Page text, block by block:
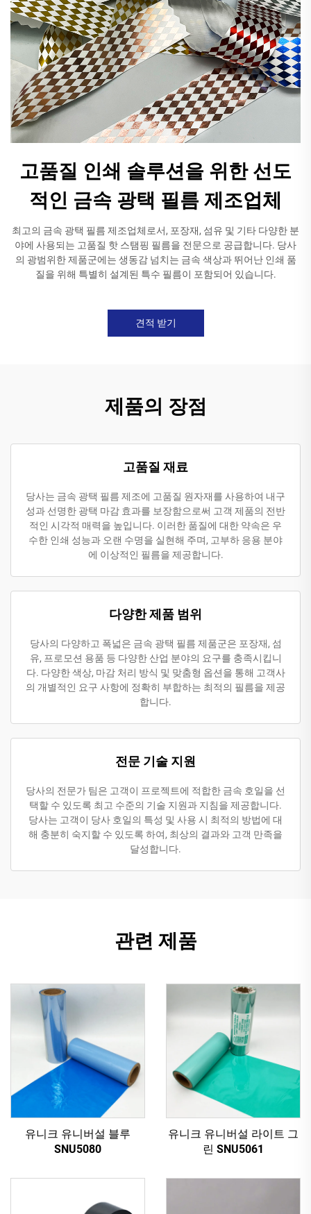
고품질 인쇄 솔루션을 위한 선도
적인 금속 광택 필름 제조업체
최고의 금속 광택 필름 제조업체로서, 포장재, 섬유 및 기타 다양한 분
야에 사용되는 고품질 핫 스탬핑 필름을 전문으로 공급합니다. 당사
의 광범위한 제품군에는 생동감 넘치는 금속 색상과 뛰어난 인쇄 품
질을 위해 특별히 설계된 특수 필름이 포함되어 있습니다.
견적 받기
제품의 장점
고품질 재료
당사는 금속 광택 필름 제조에 고품질 원자재를 사용하여 내구
성과 선명한 광택 마감 효과를 보장함으로써 고객 제품의 전반
적인 시각적 매력을 높입니다. 이러한 품질에 대한 약속은 우
수한 인쇄 성능과 오랜 수명을 실현해 주며, 고부하 응용 분야
에 이상적인 필름을 제공합니다.
다양한 제품 범위
당사의 다양하고 폭넓은 금속 광택 필름 제품군은 포장재, 섬
유, 프로모션 용품 등 다양한 산업 분야의 요구를 충족시킵니
다. 다양한 색상, 마감 처리 방식 및 맞춤형 옵션을 통해 고객사
의 개별적인 요구 사항에 정확히 부합하는 최적의 필름을 제공
합니다.
전문 기술 지원
당사의 전문가 팀은 고객이 프로젝트에 적합한 금속 호일을 선
택할 수 있도록 최고 수준의 기술 지원과 지침을 제공합니다.
당사는 고객이 당사 호일의 특성 및 사용 시 최적의 방법에 대
해 충분히 숙지할 수 있도록 하여, 최상의 결과와 고객 만족을
달성합니다.
관련 제품
유니크 유니버설 블루
SNU5080
유니크 유니버설 라이트 그
린 SNU5061